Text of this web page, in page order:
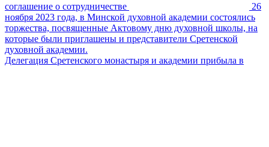
соглашение о сотрудничестве
26
ноября 2023 года, в Минской духовной академии состоялись
торжества, посвященные Актовому дню духовной школы, на
которые были приглашены и представители Сретенской
духовной академии.
Делегация Сретенского монастыря и академии прибыла в